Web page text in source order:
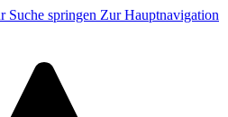
Suche springen Zur Hauptnavigation